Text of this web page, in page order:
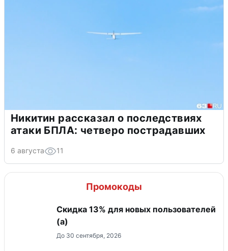
Никитин рассказал о последствиях
атаки БПЛА: четверо пострадавших
6 августа 11
Промокоды
Скидка 13% для новых пользователей
(а)
До 30 сентября, 2026